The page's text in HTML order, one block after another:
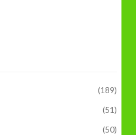
(189)
(51)
(50)